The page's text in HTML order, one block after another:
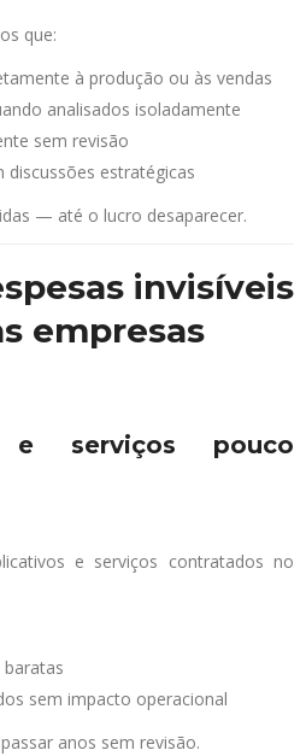
que:
à produção ou às vendas
analisados isoladamente
sem revisão
discussões estratégicas
— até o lucro desaparecer.
invisíveis
empresas
e serviços pouco
e serviços contratados no
sem impacto operacional
anos sem revisão.